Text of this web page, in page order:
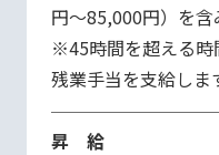
円〜85,000円）を含
※45時間を超える時
残業手当を支給しま
昇 給